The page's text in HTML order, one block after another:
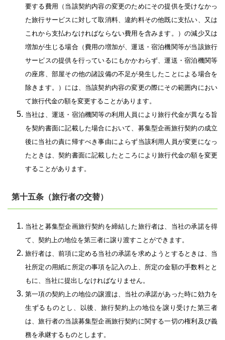
要する費用（当該契約内容の変更のためにその提供を受けなかっ
た旅行サービスに対して取消料、違約料その他既に支払い、又は
これから支払わなければならない費用を含みます。）の減少又は
増加が生じる場合（費用の増加が、運送・宿泊機関等が当該旅行
サービスの提供を行っているにもかかわらず、運送・宿泊機関等
の座席、部屋その他の諸設備の不足が発生したことによる場合を
除きます。）には、当該契約内容の変更の際にその範囲内におい
て旅行代金の額を変更することがあります。
当社は、運送・宿泊機関等の利用人員により旅行代金が異なる旨
を契約書面に記載した場合において、募集型企画旅行契約の成立
後に当社の責に帰すべき事由によらず当該利用人員が変更になっ
たときは、契約書面に記載したところにより旅行代金の額を変更
することがあります。
第十五条（旅行者の交替）
当社と募集型企画旅行契約を締結した旅行者は、当社の承諾を得
て、契約上の地位を第三者に譲り渡すことができます。
旅行者は、前項に定める当社の承諾を求めようとするときは、当
社所定の用紙に所定の事項を記入の上、所定の金額の手数料とと
もに、当社に提出しなければなりません。
第一項の契約上の地位の譲渡は、当社の承諾があった時に効力を
生ずるものとし、以後、旅行契約上の地位を譲り受けた第三者
は、旅行者の当該募集型企画旅行契約に関する一切の権利及び義
務を承継するものとします。